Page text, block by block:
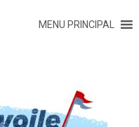
MENU PRINCIPAL